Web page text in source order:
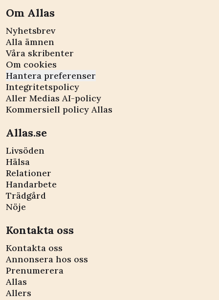
Om Allas
Nyhetsbrev
Alla ämnen
Våra skribenter
Om cookies
Hantera preferenser
Integritetspolicy
Aller Medias AI-policy
Kommersiell policy Allas
Allas.se
Livsöden
Hälsa
Relationer
Handarbete
Trädgård
Nöje
Kontakta oss
Kontakta oss
Annonsera hos oss
Prenumerera
Allas
Allers